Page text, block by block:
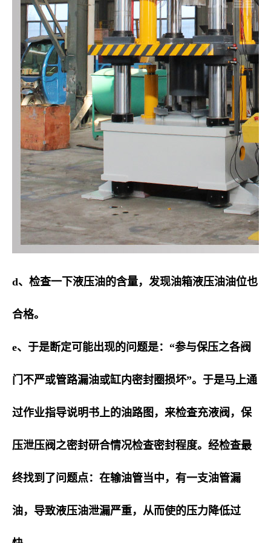
d、检查一下液压油的含量，发现油箱液压油油位也
合格。
e、于是断定可能出现的问题是：“参与保压之各阀
门不严或管路漏油或缸内密封圈损坏”。于是马上通
过作业指导说明书上的油路图，来检查充液阀，保
压泄压阀之密封研合情况检查密封程度。经检查最
终找到了问题点：在输油管当中，有一支油管漏
油，导致液压油泄漏严重，从而使的压力降低过